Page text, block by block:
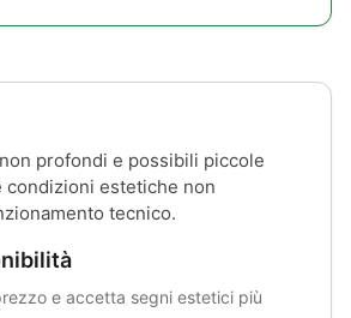
profondi e possibili piccole
condizioni estetiche non
tecnico.
e accetta segni estetici più